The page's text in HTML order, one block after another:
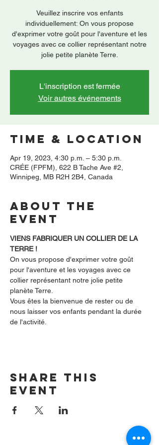
Veuillez inscrire vos enfants
individuellement: On vous propose
d'exprimer votre goût pour l'aventure et les
voyages avec ce collier représentant notre
jolie petite planète Terre.
L'inscription est fermée
Voir autres événements
Time & Location
Apr 19, 2023, 4:30 p.m. – 5:30 p.m.
CRÉE (FPFM), 622 B Tache Ave #2,
Winnipeg, MB R2H 2B4, Canada
About the
event
VIENS FABRIQUER UN COLLIER DE LA
TERRE !
On vous propose d'exprimer votre goût
pour l'aventure et les voyages avec ce
collier représentant notre jolie petite
planète Terre.
Vous êtes la bienvenue de rester ou de
nous laisser vos enfants pendant la durée
de l'activité.
Share this
event